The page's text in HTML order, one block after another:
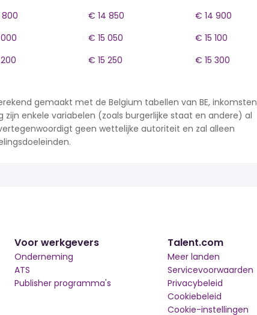
€ 14 850
€ 14 900
€ 15 050
€ 15 100
€ 15 250 € 15 300
gemaakt met de Belgium tabellen van BE, inkomsten
zijn enkele variabelen (zoals burgerlijke staat en andere) al
geen wettelijke autoriteit en zal alleen
Voor werkgevers
Onderneming
ATS
Publisher programma's
Talent.com
Meer landen
Servicevoorwaarden
Privacybeleid
Cookiebeleid
Cookie-instellingen